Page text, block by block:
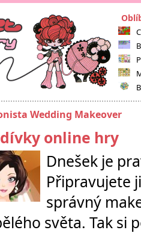
Wedding Makeover
online hry
Dnešek je
Připravujete
správný
světa. Tak si